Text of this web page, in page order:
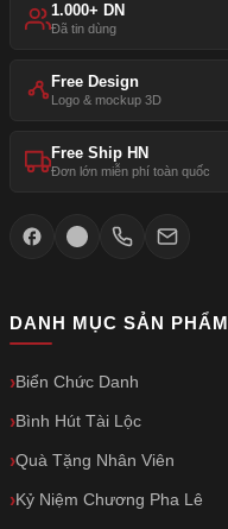
1.000+ DN
Đã tin dùng
Free Design
Logo & mockup 3D
Free Ship HN
Đơn lớn miễn phí toàn quốc
DANH MỤC SẢN PHẨM
Biển Chức Danh
Bình Hút Tài Lộc
Quà Tặng Nhân Viên
Kỷ Niệm Chương Pha Lê